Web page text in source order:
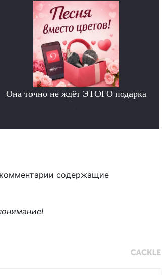
Она точно не ждёт ЭТОГО подарка
содержащие